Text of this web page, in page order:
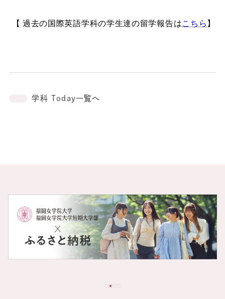
【 過去の国際英語学科の学生達の留学報告はこちら 】
学科 Today一覧へ